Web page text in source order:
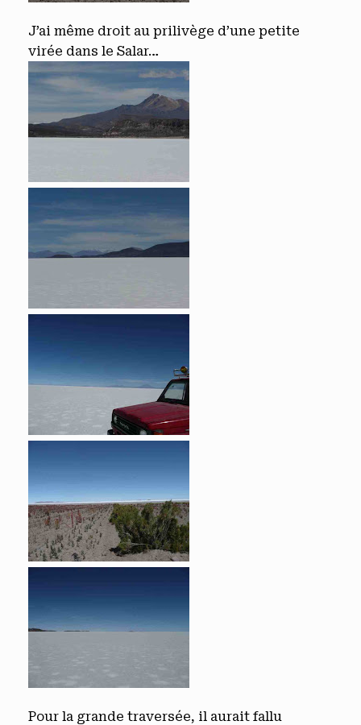
J’ai même droit au prilivège d’une petite
virée dans le Salar…
Pour la grande traversée, il aurait fallu